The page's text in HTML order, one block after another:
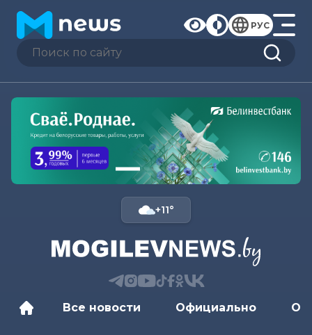
РУС
+11°
Все новости Официально